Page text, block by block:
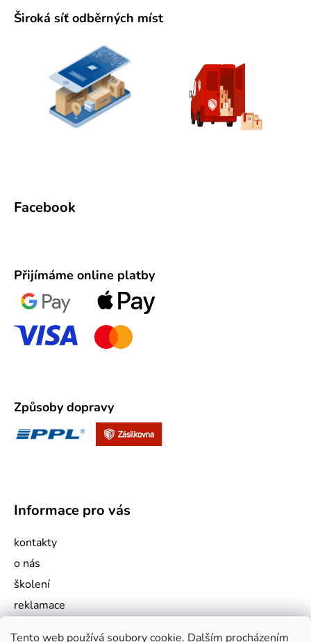
Tento web používá soubory cookie. Dalším procházením
Široká síť odběrných míst
Facebook
Přijímáme online platby
Způsoby dopravy
Informace pro vás
kontakty
o nás
školení
reklamace